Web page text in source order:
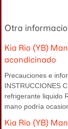
Otra
Kia Rio (YB)
acondicinado
Precauciones e
INSTRUCCIONES
refrigerante liquido
mano podría
Kia Rio (YB)